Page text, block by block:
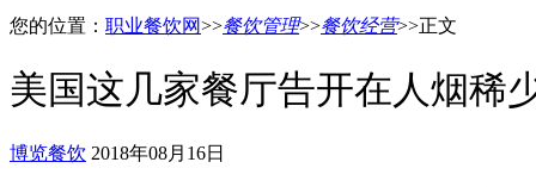
您的位置： 职业餐饮网>>餐饮管理>>餐饮经营>>正文
美国这几家餐厅告开在人烟稀
博览餐饮 2018年08月16日